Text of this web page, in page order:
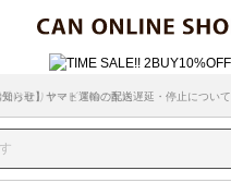
らせ】ヤマト運輸の配送遅延・停止について
け取りサービスのご案内